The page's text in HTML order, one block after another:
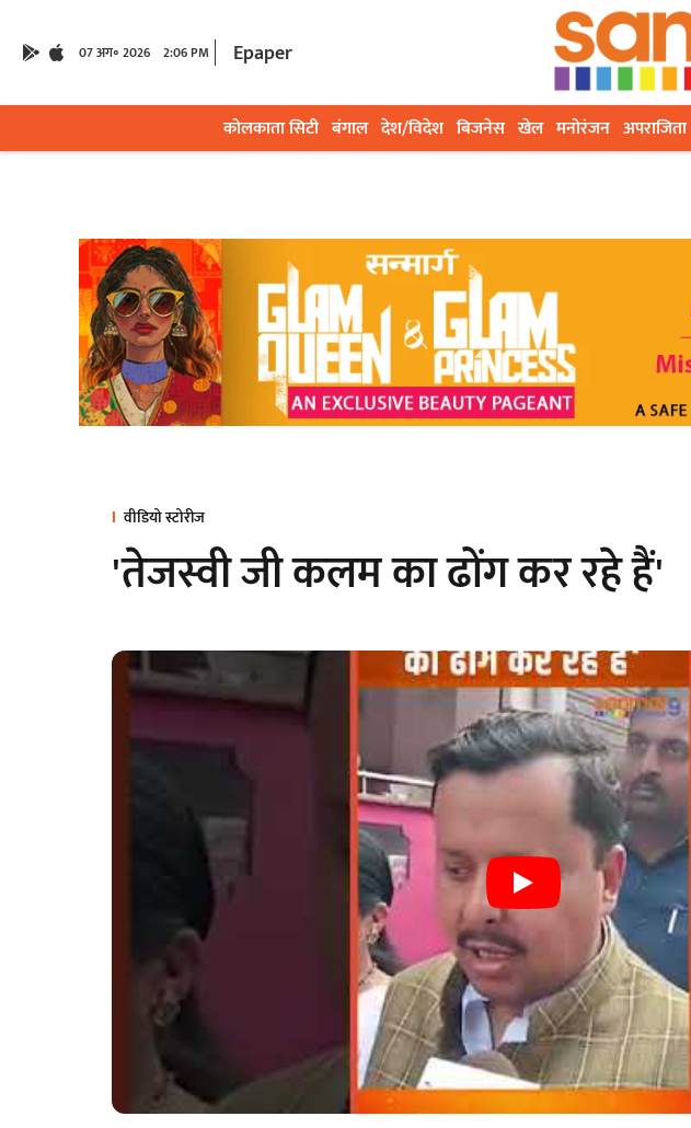
07 अग॰ 2026 2:06 PM Epaper
कोलकाता सिटी बंगाल देश/विदेश बिजनेस खेल मनोरंजन अपराजिता
वीडियो स्टोरीज
'तेजस्वी जी कलम का ढोंग कर रहे हैं'